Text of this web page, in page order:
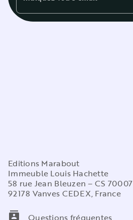
Editions Marabout
Immeuble Louis Hachette
58 rue Jean Bleuzen – CS 70007
92178 Vanves CEDEX, France
contacts